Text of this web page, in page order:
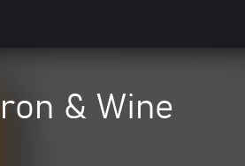
& Wine